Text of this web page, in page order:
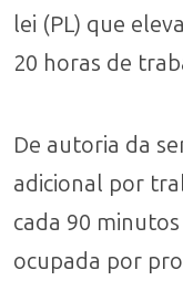
lei (PL) que
20 horas de
De autoria da
adicional por
cada 90
ocupada por